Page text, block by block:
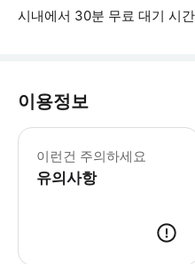
시내에서 30분 무료 대기 시
이용정보
이런건 주의하세요
유의사항